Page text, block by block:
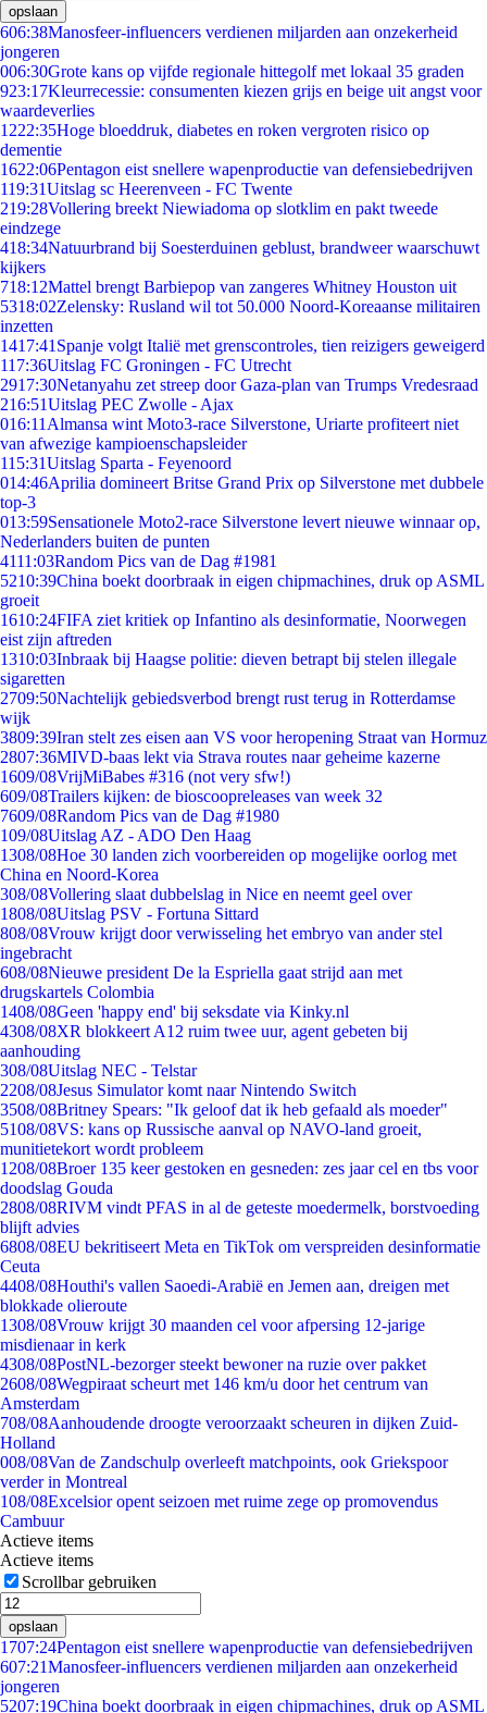
opslaan
606:38Manosfeer-influencers verdienen miljarden aan onzekerheid
jongeren
006:30Grote kans op vijfde regionale hittegolf met lokaal 35 graden
923:17Kleurrecessie: consumenten kiezen grijs en beige uit angst voor
waardeverlies
1222:35Hoge bloeddruk, diabetes en roken vergroten risico op
dementie
1622:06Pentagon eist snellere wapenproductie van defensiebedrijven
119:31Uitslag sc Heerenveen - FC Twente
219:28Vollering breekt Niewiadoma op slotklim en pakt tweede
eindzege
418:34Natuurbrand bij Soesterduinen geblust, brandweer waarschuwt
kijkers
718:12Mattel brengt Barbiepop van zangeres Whitney Houston uit
5318:02Zelensky: Rusland wil tot 50.000 Noord-Koreaanse militairen
inzetten
1417:41 Spanje volgt Italië met grenscontroles, tien reizigers geweigerd
117:36Uitslag FC Groningen - FC Utrecht
2917:30Netanyahu zet streep door Gaza-plan van Trumps Vredesraad
216:51Uitslag PEC Zwolle - Ajax
016:11 Almansa wint Moto3-race Silverstone, Uriarte profiteert niet
van afwezige kampioenschapsleider
115:31Uitslag Sparta - Feyenoord
014:46Aprilia domineert Britse Grand Prix op Silverstone met dubbele
top-3
013:59Sensationele Moto2-race Silverstone levert nieuwe winnaar op,
Nederlanders buiten de punten
4111:03Random Pics van de Dag #1981
5210:39China boekt doorbraak in eigen chipmachines, druk op ASML
groeit
1610:24FIFA ziet kritiek op Infantino als desinformatie, Noorwegen
eist zijn aftreden
1310:03Inbraak bij Haagse politie: dieven betrapt bij stelen illegale
sigaretten
2709:50Nachtelijk gebiedsverbod brengt rust terug in Rotterdamse
wijk
3809:39Iran stelt zes eisen aan VS voor heropening Straat van Hormuz
2807:36MIVD-baas lekt via Strava routes naar geheime kazerne
1609/08VrijMiBabes #316 (not very sfw!)
609/08Trailers kijken: de bioscoopreleases van week 32
7609/08Random Pics van de Dag #1980
109/08Uitslag AZ - ADO Den Haag
1308/08Hoe 30 landen zich voorbereiden op mogelijke oorlog met
China en Noord-Korea
308/08Vollering slaat dubbelslag in Nice en neemt geel over
1808/08Uitslag PSV - Fortuna Sittard
808/08Vrouw krijgt door verwisseling het embryo van ander stel
ingebracht
608/08Nieuwe president De la Espriella gaat strijd aan met
drugskartels Colombia
1408/08Geen 'happy end' bij seksdate via Kinky.nl
4308/08XR blokkeert A12 ruim twee uur, agent gebeten bij
aanhouding
308/08Uitslag NEC - Telstar
2208/08Jesus Simulator komt naar Nintendo Switch
3508/08Britney Spears: "Ik geloof dat ik heb gefaald als moeder"
5108/08VS: kans op Russische aanval op NAVO-land groeit,
munitietekort wordt probleem
1208/08Broer 135 keer gestoken en gesneden: zes jaar cel en tbs voor
doodslag Gouda
2808/08RIVM vindt PFAS in al de geteste moedermelk, borstvoeding
blijft advies
6808/08EU bekritiseert Meta en TikTok om verspreiden desinformatie
Ceuta
4408/08Houthi's vallen Saoedi-Arabië en Jemen aan, dreigen met
blokkade olieroute
1308/08Vrouw krijgt 30 maanden cel voor afpersing 12-jarige
misdienaar in kerk
4308/08PostNL-bezorger steekt bewoner na ruzie over pakket
2608/08Wegpiraat scheurt met 146 km/u door het centrum van
Amsterdam
708/08Aanhoudende droogte veroorzaakt scheuren in dijken Zuid-
Holland
008/08Van de Zandschulp overleeft matchpoints, ook Griekspoor
verder in Montreal
108/08Excelsior opent seizoen met ruime zege op promovendus
Cambuur
Actieve items
Actieve items
Scrollbar gebruiken
opslaan
1707:24Pentagon eist snellere wapenproductie van defensiebedrijven
607:21Manosfeer-influencers verdienen miljarden aan onzekerheid
jongeren
5207:19China boekt doorbraak in eigen chipmachines, druk op ASML